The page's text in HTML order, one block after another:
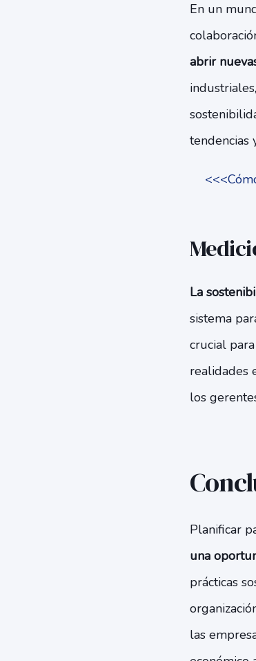
En un
abrir
tendencias
La
sistema
crucial
realidades
los
Planificar
una
prácticas
las